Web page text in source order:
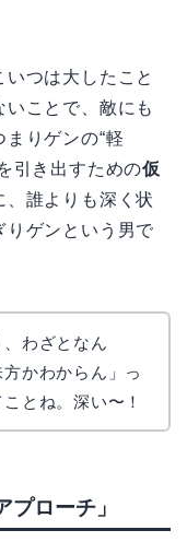
つは大したこと
ことで、敵にも
りゲンの“軽
引き出すための仮
、誰よりも深く状
ゲンという男で
わざとなん
かわからん」っ
とね。深い〜！
ローチ」